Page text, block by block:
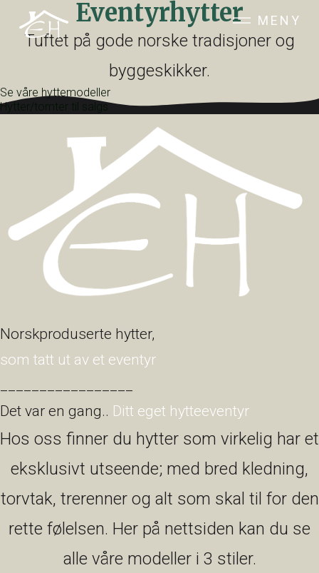
MENY
Eventyrhytter
Tuftet på gode norske tradisjoner og
byggeskikker.
Se våre hyttemodeller
Hytter/tomter til salgs
Norskproduserte hytter,
som tatt ut av et eventyr
Det var en gang.. Ditt eget hytteeventyr
Hos oss finner du hytter som virkelig har et
eksklusivt utseende; med bred kledning,
torvtak, trerenner og alt som skal til for den
rette følelsen. Her på nettsiden kan du se
alle våre modeller i 3 stiler.